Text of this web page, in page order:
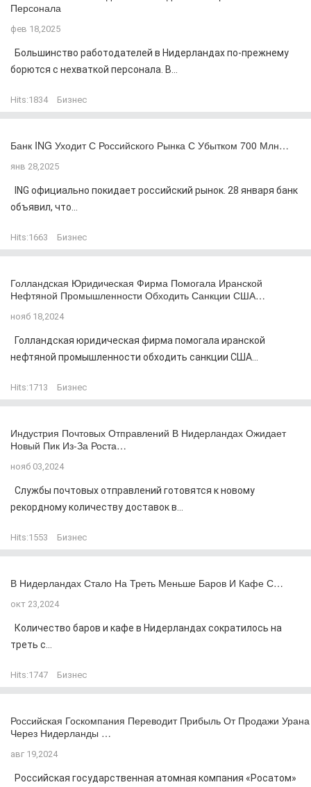
Персонала
фев 18,2025
Большинство работодателей в Нидерландах по-прежнему
борются с нехваткой персонала. В...
Hits:1834 Бизнес
Банк ING Уходит С Российского Рынка С Убытком 700 Млн…
янв 28,2025
ING официально покидает российский рынок. 28 января банк
объявил, что...
Hits:1663 Бизнес
Голландская Юридическая Фирма Помогала Иранской
Нефтяной Промышленности Обходить Санкции США…
нояб 18,2024
Голландская юридическая фирма помогала иранской
нефтяной промышленности обходить санкции США...
Hits:1713 Бизнес
Индустрия Почтовых Отправлений В Нидерландах Ожидает
Новый Пик Из-За Роста…
нояб 03,2024
Службы почтовых отправлений готовятся к новому
рекордному количеству доставок в...
Hits:1553 Бизнес
В Нидерландах Стало На Треть Меньше Баров И Кафе С…
окт 23,2024
Количество баров и кафе в Нидерландах сократилось на
треть с...
Hits:1747 Бизнес
Российская Госкомпания Переводит Прибыль От Продажи Урана
Через Нидерланды …
авг 19,2024
Российская государственная атомная компания «Росатом»